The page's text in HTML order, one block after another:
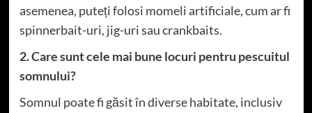
asemenea, puteți folosi momeli artificiale, cum ar fi
spinnerbait-uri, jig-uri sau crankbaits.
2. Care sunt cele mai bune locuri pentru pescuitul
somnului?
Somnul poate fi găsit în diverse habitate, inclusiv